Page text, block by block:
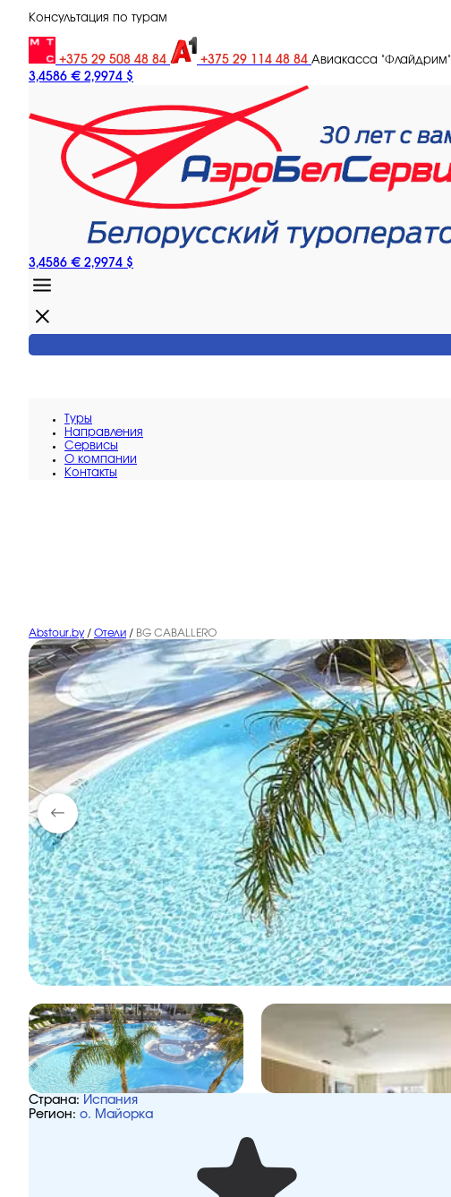
Консультация по турам
+375 29 508 48 84 +375 29 114 48 84 Авиакасса "Флайдрим"
3,4586 € 2,9974 $
3,4586 € 2,9974 $
Туры
Направления
Сервисы
O компании
Контакты
Abstour.by / Отели / BG CABALLERO
Страна: Испания
Регион: о. Майорка